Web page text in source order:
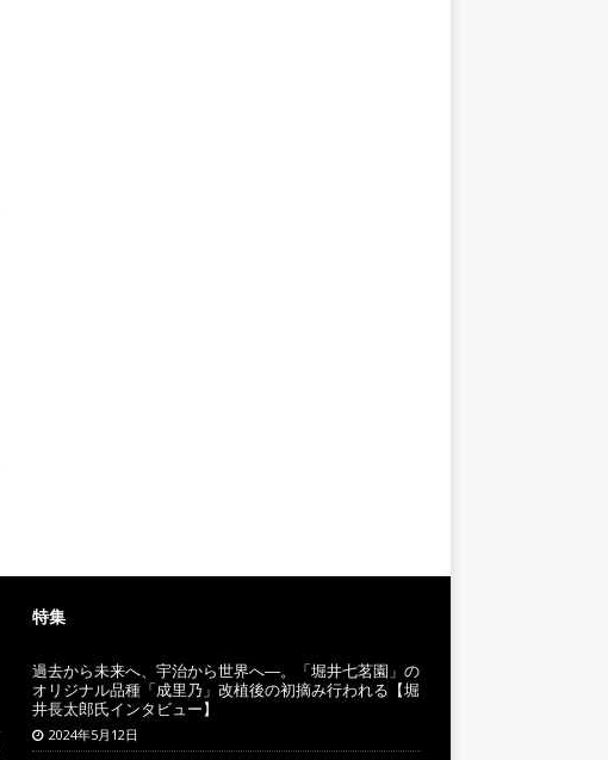
特集
過去から未来へ、宇治から世界へ―。「堀井七茗園」の
オリジナル品種「成里乃」改植後の初摘み行われる【堀
井長太郎氏インタビュー】
2024年5月12日